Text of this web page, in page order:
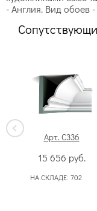
- Англия. Вид обоев
Арт. C336
15 656 руб.
НА СКЛАДЕ: 702